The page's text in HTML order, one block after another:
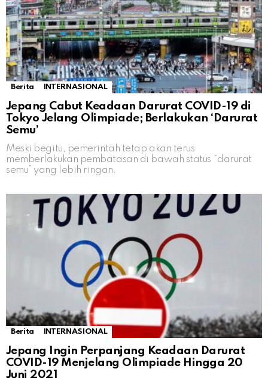
Berita INTERNASIONAL
Jepang Cabut Keadaan Darurat COVID-19 di
Tokyo Jelang Olimpiade; Berlakukan ‘Darurat
Semu’
Meski begitu, pemerintah tetap akan terus
memberlakukan pembatasan di bawah status “darurat
semu” yang lebih ringan.
Berita INTERNASIONAL
Jepang Ingin Perpanjang Keadaan Darurat
COVID-19 Menjelang Olimpiade Hingga 20
Juni 2021